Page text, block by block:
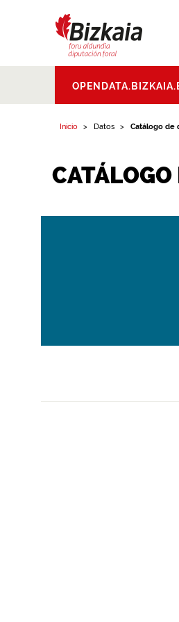
Aldundia.Diputacion
Foral de Bizkaia
Inicio Datos Catálogo de
CATÁLOGO